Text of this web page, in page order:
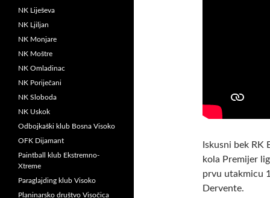
Iskusni bek RK
kola Premijer
prvu utakmicu
Dervente.
NK Liješeva
NK Ljiljan
NK Monjare
NK Moštre
NK Omladinac
NK Poriječani
NK Sloboda
NK Uskok
Odbojkaški klub Bosna Visoko
OFK Dijamant
Paintball klub Ekstremno-
Xtreme
Paraglajding klub Visoko
Planinarsko društvo Visočica